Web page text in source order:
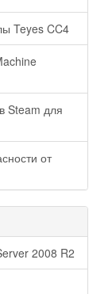
Teyes CC4
Steam для
от
2008 R2